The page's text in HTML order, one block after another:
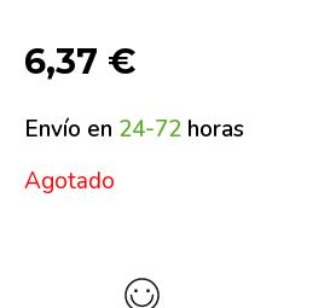
6,37 €
Envío en 24-72 horas
Agotado